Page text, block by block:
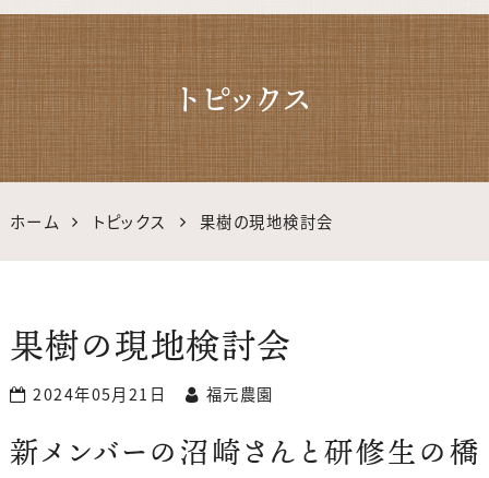
自然農法・オーガニック南さつ
ま公式サイト｜鹿児島の有機・
無農薬野菜
トピックス
ホーム トピックス 果樹の現地検討会
果樹の現地検討会
2024年05月21日 福元農園
新メンバーの沼崎さんと研修生の橋